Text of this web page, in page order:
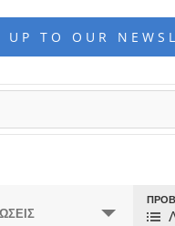
UP TO OUR